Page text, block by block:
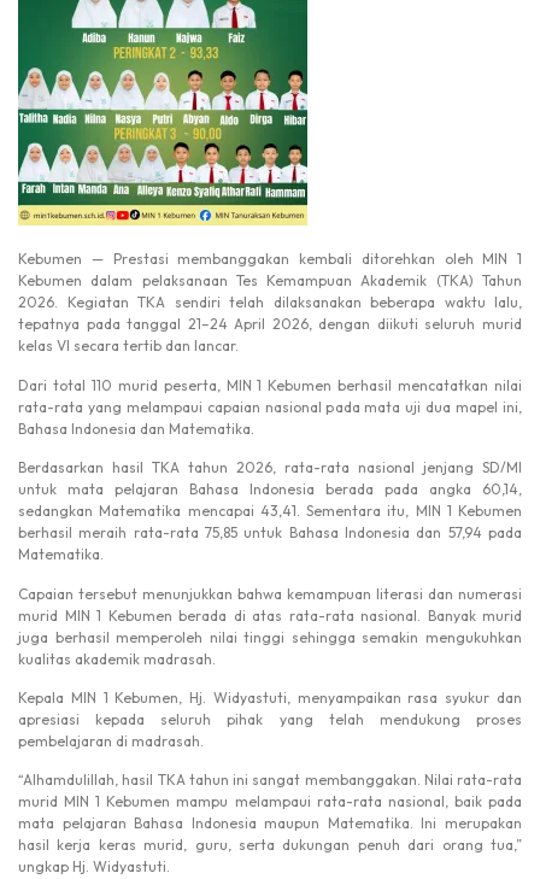
Kebumen — Prestasi membanggakan kembali ditorehkan oleh MIN 1
Kebumen dalam pelaksanaan Tes Kemampuan Akademik (TKA) Tahun
2026. Kegiatan TKA sendiri telah dilaksanakan beberapa waktu lalu,
tepatnya pada tanggal 21–24 April 2026, dengan diikuti seluruh murid
kelas VI secara tertib dan lancar.
Dari total 110 murid peserta, MIN 1 Kebumen berhasil mencatatkan nilai
rata-rata yang melampaui capaian nasional pada mata uji dua mapel ini,
Bahasa Indonesia dan Matematika.
Berdasarkan hasil TKA tahun 2026, rata-rata nasional jenjang SD/MI
untuk mata pelajaran Bahasa Indonesia berada pada angka 60,14,
sedangkan Matematika mencapai 43,41. Sementara itu, MIN 1 Kebumen
berhasil meraih rata-rata 75,85 untuk Bahasa Indonesia dan 57,94 pada
Matematika.
Capaian tersebut menunjukkan bahwa kemampuan literasi dan numerasi
murid MIN 1 Kebumen berada di atas rata-rata nasional. Banyak murid
juga berhasil memperoleh nilai tinggi sehingga semakin mengukuhkan
kualitas akademik madrasah.
Kepala MIN 1 Kebumen Hj. Widyastuti , menyampaikan rasa syukur dan
apresiasi kepada seluruh pihak yang telah mendukung proses
pembelajaran di madrasah.
“Alhamdulillah, hasil TKA tahun ini sangat membanggakan. Nilai rata-rata
murid MIN 1 Kebumen mampu melampaui rata-rata nasional, baik pada
mata pelajaran Bahasa Indonesia maupun Matematika. Ini merupakan
hasil kerja keras murid, guru, serta dukungan penuh dari orang tua,”
ungkap Hj. Widyastuti.